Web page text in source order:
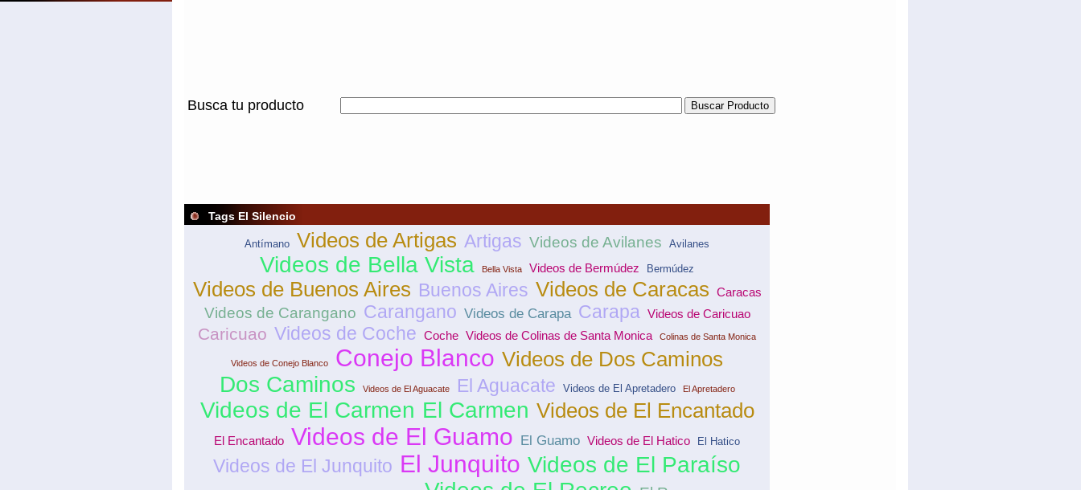
Busca tu producto
Tags El Silencio
Antímano Videos de Artigas Artigas Videos de Avilanes Avilanes
Videos de Bella Vista Bella Vista Videos de Bermúdez Bermúdez
Videos de Buenos Aires Buenos Aires Videos de Caracas Caracas
Videos de Carangano Carangano Videos de Carapa Carapa Videos de Caricuao
Caricuao Videos de Coche Coche Videos de Colinas de Santa Monica Colinas de Santa Monica
Videos de Conejo Blanco Conejo Blanco Videos de Dos Caminos
Dos Caminos Videos de El Aguacate El Aguacate Videos de El Apretadero El Apretadero
Videos de El Carmen El Carmen Videos de El Encantado
El Encantado Videos de El Guamo El Guamo Videos de El Hatico El Hatico
Videos de El Junquito El Junquito Videos de El Paraíso